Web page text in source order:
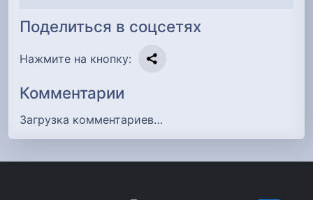
Поделиться в соцсетях
Нажмите на кнопку:
Комментарии
Загрузка комментариев…